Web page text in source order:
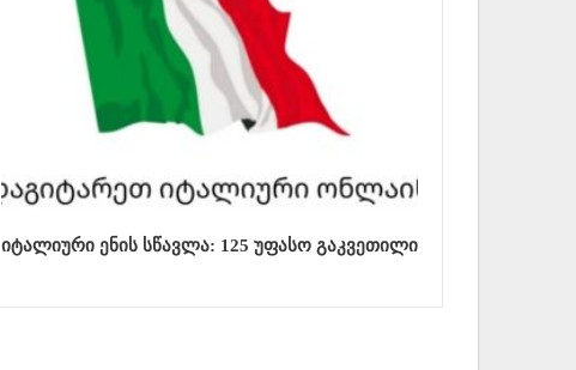
იტალიური ენის სწავლა: 125 უფასო გაკვეთილი